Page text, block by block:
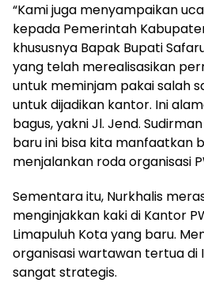
“Kami juga menyampaikan
kepada Pemerintah
khususnya Bapak Bupati
yang telah merealisasikan
untuk meminjam pakai salah
untuk dijadikan kantor. Ini
bagus, yakni Jl. Jend.
baru ini bisa kita manfaatkan
menjalankan roda organisasi
Sementara itu, Nurkhalis
menginjakkan kaki di Kantor
Limapuluh Kota yang baru.
organisasi wartawan tertua di
sangat strategis.